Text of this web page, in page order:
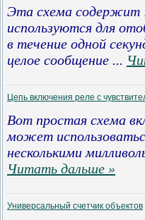
Эта схема содержит
используются для
в течение одной
целое сообщение ...
Цепь включения реле с
Вот простая схема
может
несколькими
Читать дальше »
Универсальный счетчик объектов